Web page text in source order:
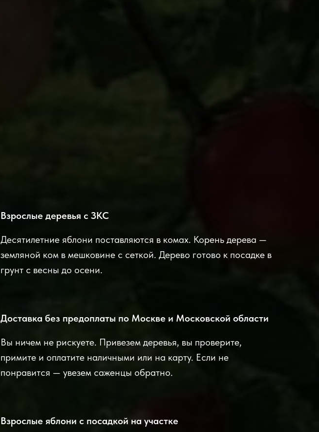
Взрослые деревья с ЗКС
Десятилетние яблони поставляются в комах. Корень дерева —
земляной ком в мешковине с сеткой. Дерево готово к посадке в
грунт с весны до осени.
Доставка без предоплаты по Москве и Московской области
Вы ничем не рискуете. Привезем деревья, вы проверите,
примите и оплатите наличными или на карту. Если не
понравится — увезем саженцы обратно.
Взрослые яблони с посадкой на участке